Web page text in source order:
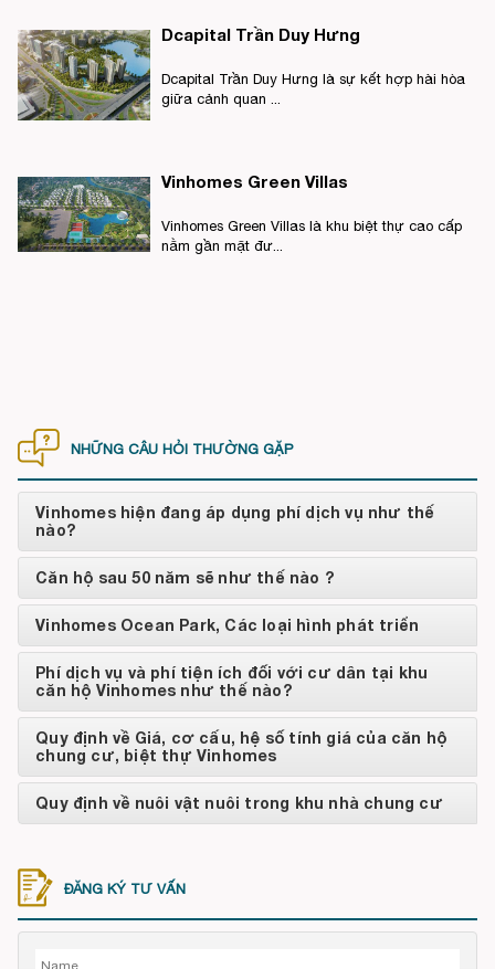
Dcapital Trần Duy Hưng
Dcapital Trần Duy Hưng là sự kết hợp hài hòa
giữa cảnh quan ...
Vinhomes Green Villas
Vinhomes Green Villas là khu biệt thự cao cấp
nằm gần mặt đư...
NHỮNG CÂU HỎI THƯỜNG GẶP
Vinhomes hiện đang áp dụng phí dịch vụ như thế
nào?
Căn hộ sau 50 năm sẽ như thế nào ?
Vinhomes Ocean Park, Các loại hình phát triển
Phí dịch vụ và phí tiện ích đối với cư dân tại khu
căn hộ Vinhomes như thế nào?
Quy định về Giá, cơ cấu, hệ số tính giá của căn hộ
chung cư, biệt thự Vinhomes
Quy định về nuôi vật nuôi trong khu nhà chung cư
ĐĂNG KÝ TƯ VẤN